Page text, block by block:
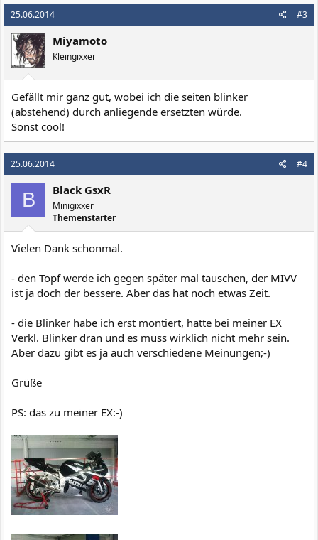
25.06.2014 #3
Miyamoto
Kleingixxer
Gefällt mir ganz gut, wobei ich die seiten blinker
(abstehend) durch anliegende ersetzten würde.
Sonst cool!
25.06.2014 #4
B Black GsxR
Minigixxer
Themenstarter
Vielen Dank schonmal.
- den Topf werde ich gegen später mal tauschen, der MIVV
ist ja doch der bessere. Aber das hat noch etwas Zeit.
- die Blinker habe ich erst montiert, hatte bei meiner EX
Verkl. Blinker dran und es muss wirklich nicht mehr sein.
Aber dazu gibt es ja auch verschiedene Meinungen;-)
Grüße
PS: das zu meiner EX:-)